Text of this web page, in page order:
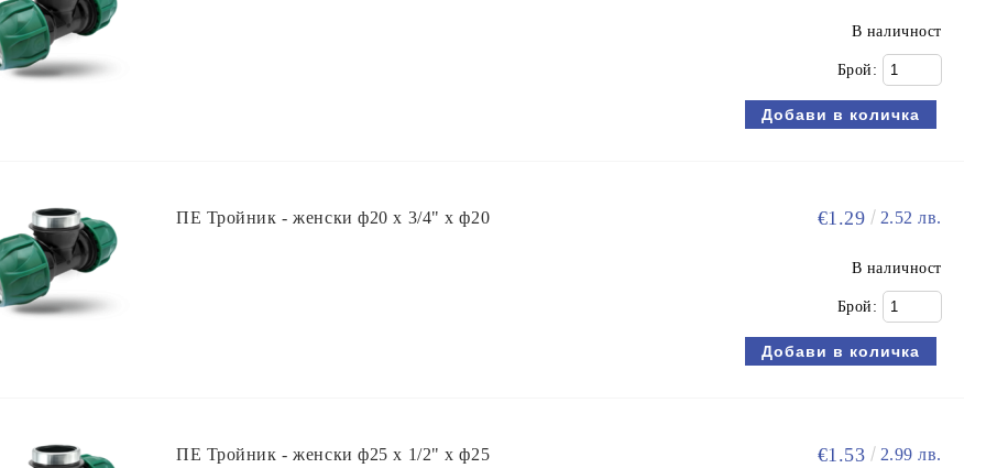
В наличност
Брой:
ПЕ Тройник - женски ф20 х 3/4" х ф20 €1.29 2.52 лв.
В наличност
Брой:
ПЕ Тройник - женски ф25 х 1/2" х ф25 €1.53 2.99 лв.